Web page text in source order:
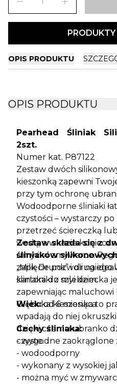
OPIS PRODUKTU
OPIS PRODUKTU
Pearhead Śliniak
2szt.
Numer kat. P87122
Zestaw dwóch
kieszonką zapewni
przy tym ochronę
Wodoodporne śliniaki
czystości – wystarczy po
przetrzeć ściereczką
wodą, a w razie
umyć w zmywarce.
zapięcie pozwoli na
śliniaka do szyi dziecka
zapewniając
Głęboka kieszonka to
wpadają do niej okruszki
dzięki czemu ubranko
czyste.
Zestaw składa się z
śliniaków
„Milk Drunk” i drugiego
kartoniki z mlekiem.
Wiek:od 6 miesiąca
Cechy śliniaka:
- wygodne zaokrąglone
- wodoodporny
- wykonany z wysokiej
- można myć w